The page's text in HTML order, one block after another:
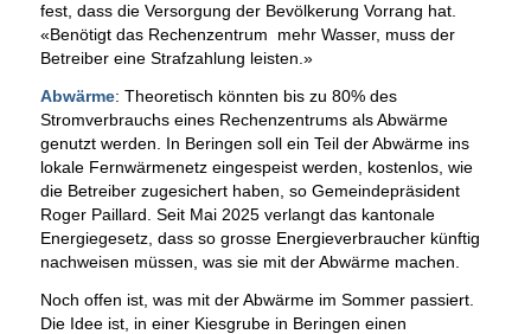
fest, dass die Versorgung der Bevölkerung Vorrang hat.
«Benötigt das Rechenzentrum mehr Wasser, muss der
Betreiber eine Strafzahlung leisten.»
Abwärme: Theoretisch könnten bis zu 80% des
Stromverbrauchs eines Rechenzentrums als Abwärme
genutzt werden. In Beringen soll ein Teil der Abwärme ins
lokale Fernwärmenetz eingespeist werden, kostenlos, wie
die Betreiber zugesichert haben, so Gemeindepräsident
Roger Paillard. Seit Mai 2025 verlangt das kantonale
Energiegesetz, dass so grosse Energieverbraucher künftig
nachweisen müssen, was sie mit der Abwärme machen.
Noch offen ist, was mit der Abwärme im Sommer passiert.
Die Idee ist, in einer Kiesgrube in Beringen einen